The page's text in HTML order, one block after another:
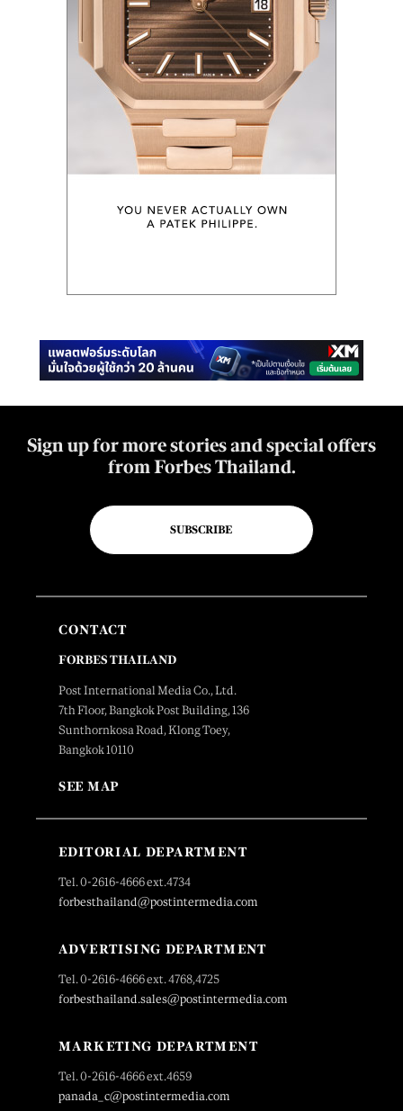
Sign up for more stories and special offers
from Forbes Thailand.
SUBSCRIBE
CONTACT
FORBES THAILAND
Post International Media Co., Ltd.
7th Floor, Bangkok Post Building, 136
Sunthornkosa Road, Klong Toey,
Bangkok 10110
SEE MAP
EDITORIAL DEPARTMENT
Tel. 0-2616-4666 ext.4734
forbesthailand@postintermedia.com
ADVERTISING DEPARTMENT
Tel. 0-2616-4666 ext. 4768,4725
forbesthailand.sales@postintermedia.com
MARKETING DEPARTMENT
Tel. 0-2616-4666 ext.4659
panada_c@postintermedia.com